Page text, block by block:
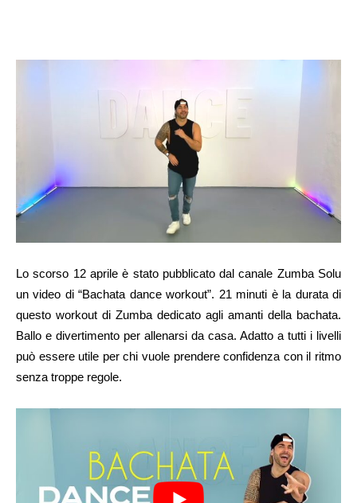
Lo scorso 12 aprile è stato pubblicato dal canale Zumba Solu
un video di “Bachata dance workout”. 21 minuti è la durata di
questo workout di Zumba dedicato agli amanti della bachata.
Ballo e divertimento per allenarsi da casa. Adatto a tutti i livelli
può essere utile per chi vuole prendere confidenza con il ritmo
senza troppe regole.